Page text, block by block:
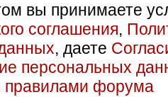
вы принимаете
соглашения,
, даете
персональных
правилами форума